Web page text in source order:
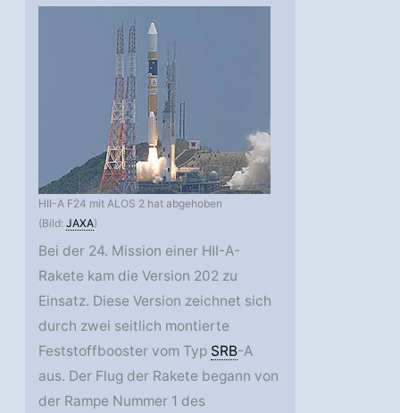
HII-A F24 mit ALOS 2 hat abgehoben
(Bild:JAXA)
Bei der 24. Mission einer HII-A-
Rakete kam die Version 202 zu
Einsatz. Diese Version zeichnet sich
durch zwei seitlich montierte
Feststoffbooster vom Typ SRB-A
aus. Der Flug der Rakete begann von
der Rampe Nummer 1 des